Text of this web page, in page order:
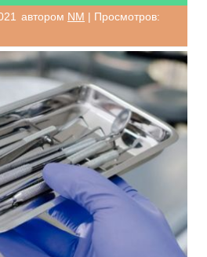
автором NM | Просмотров: